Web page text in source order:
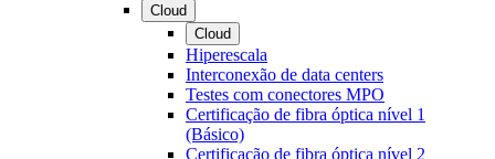
Cloud
Cloud
Hiperescala
Interconexão de data centers
Testes com conectores MPO
Certificação de fibra óptica nível 1
(Básico)
Certificação de fibra óptica nível 2